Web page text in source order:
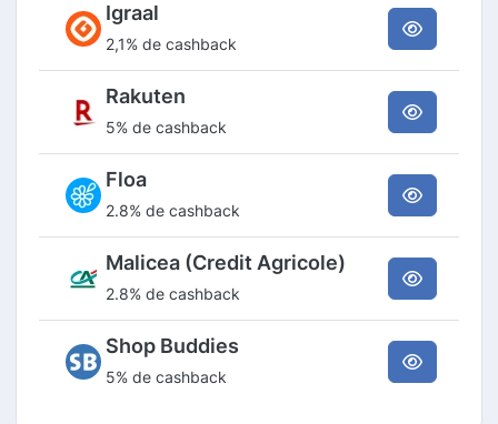
Igraal
2,1% de cashback
Rakuten
5% de cashback
Floa
2.8% de cashback
Malicea (Credit Agricole)
2.8% de cashback
Shop Buddies
5% de cashback